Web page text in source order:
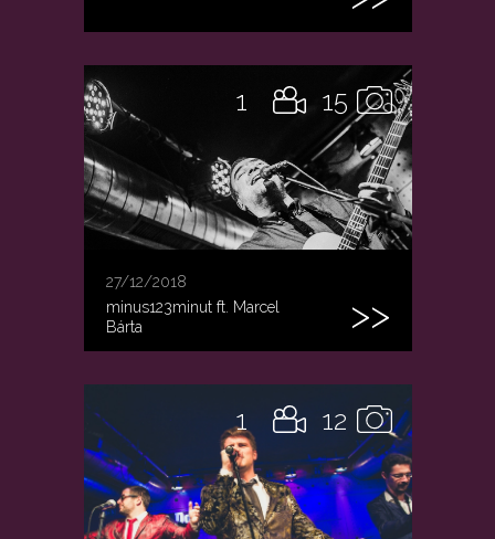
15
1
27/12/2018
minus123minut ft. Marcel
Bárta
12
1